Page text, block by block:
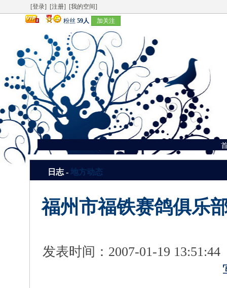
[登录] [注册]
[我的空间]
粉丝 59人 加关注
日志 - 地方动态
福州市福铁赛鸽俱乐
发表时间：2007-01-19